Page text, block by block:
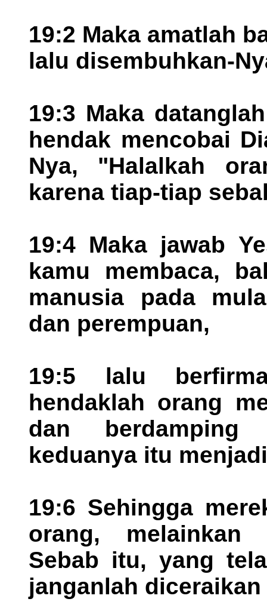
19:2 Maka amatlah
lalu disembuhkan-
19:3 Maka
hendak mencobai
Nya, "Halalkah
karena tiap-tiap
19:4 Maka jawab
kamu membaca,
manusia pada
dan perempuan,
19:5 lalu
hendaklah orang
dan
keduanya itu
19:6 Sehingga
orang, melainkan
Sebab itu, yang
janganlah